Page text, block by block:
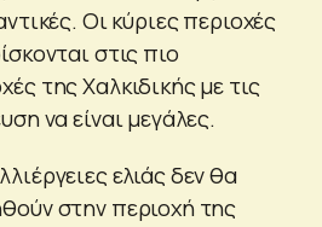
Οι κύριες περιοχές
στις πιο
της Χαλκιδικής με τις
να είναι μεγάλες.
ελιάς δεν θα
στην περιοχή της